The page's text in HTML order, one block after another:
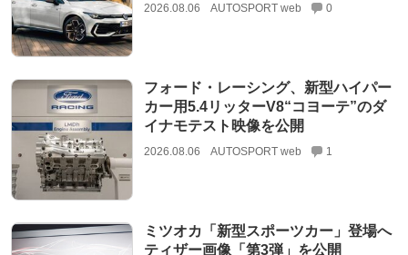
2026.08.06 AUTOSPORT web 0
フォード・レーシング、新型ハイパー
カー用5.4リッターV8“コヨーテ”のダ
イナモテスト映像を公開
2026.08.06 AUTOSPORT web 1
ミツオカ「新型スポーツカー」登場へ
ティザー画像「第3弾」を公開